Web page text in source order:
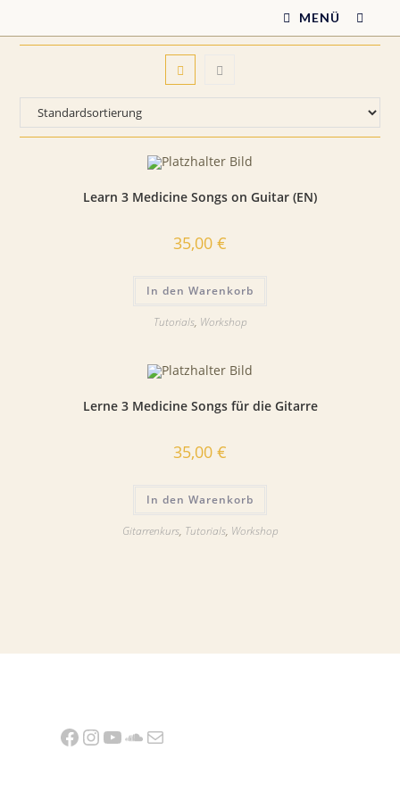
Inhalt
MENÜ
Learn 3 Medicine Songs on Guitar (EN)
35,00 €
In den Warenkorb
Tutorials, Workshop
Lerne 3 Medicine Songs für die Gitarre
35,00 €
In den Warenkorb
Gitarrenkurs, Tutorials, Workshop
Facebook
Instagram
YouTube
SoundCloud
E-Mail